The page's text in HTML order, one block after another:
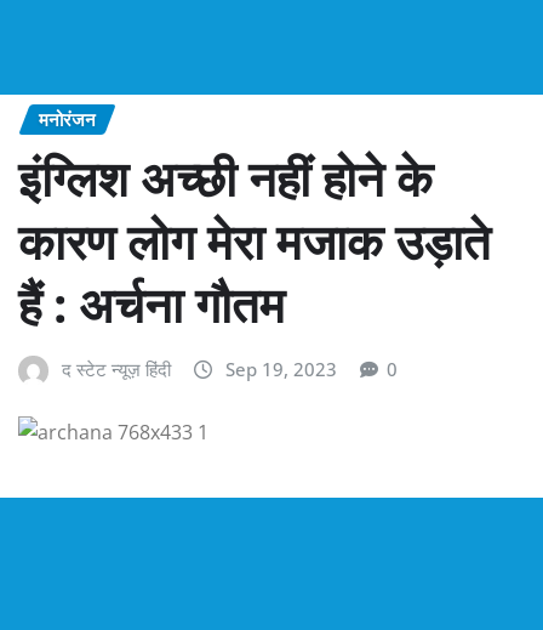
मनोरंजन
इंग्लिश अच्छी नहीं होने के
कारण लोग मेरा मजाक उड़ाते
हैं : अर्चना गौतम
द स्टेट न्यूज़ हिंदी Sep 19, 2023 0